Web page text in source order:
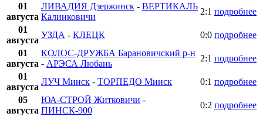
01
августа
ЛИВАДИЯ Дзержинск - ВЕРТИКАЛЬ
Калинковичи
2:1 подробнее
01
августа
УЗДА - КЛЕЦК 0:0 подробнее
01
августа
КОЛОС-ДРУЖБА Барановичский р-н
- АРЭСА Любань
2:1 подробнее
01
августа
ЛУЧ Минск - ТОРПЕДО Минск 0:1 подробнее
05
августа
ЮА-СТРОЙ Житковичи -
ПИНСК-900
0:2 подробнее